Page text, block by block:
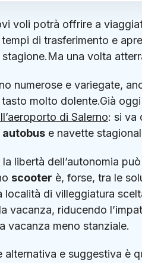
voli potrà offrire a
di trasferimento e
una volta
numerose e variegate,
tasto molto dolente.Già
di Salerno: si va
autobus e navette
libertà dell’autonomia
scooter è, forse, tra le
località di villeggiatura
vacanza, riducendo
vacanza meno stanziale.
alternativa e suggestiva è